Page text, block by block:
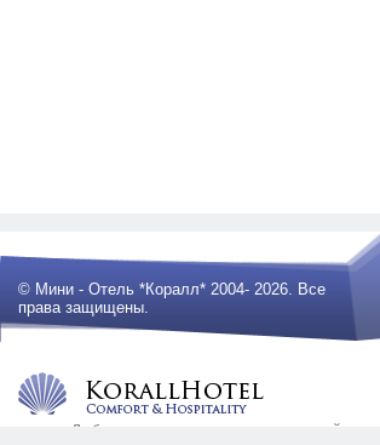
© Мини - Отель *Коралл* 2004- 2026. Все
права защищены.
Любое использование материалов сайта